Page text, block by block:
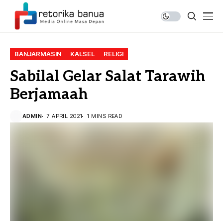
BANJARMASIN KALSEL RELIGI
Sabilal Gelar Salat Tarawih
Berjamaah
ADMIN 7 APRIL 2021 1 MINS READ